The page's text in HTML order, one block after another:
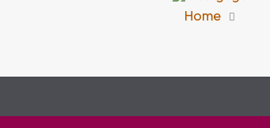
Home